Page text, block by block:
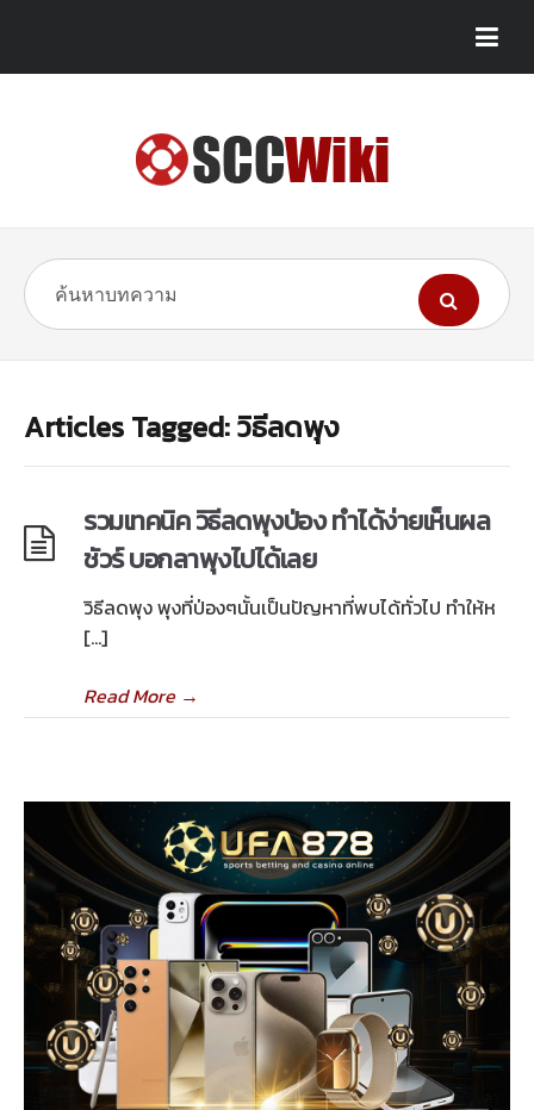
Articles Tagged: วิธีลดพุง
รวมเทคนิค วิธีลดพุงป่อง ทำได้ง่ายเห็นผล
ชัวร์ บอกลาพุงไปได้เลย
วิธีลดพุง พุงที่ป่องๆนั้นเป็นปัญหาที่พบได้ทั่วไป ทำให้ห
[…]
Read More→